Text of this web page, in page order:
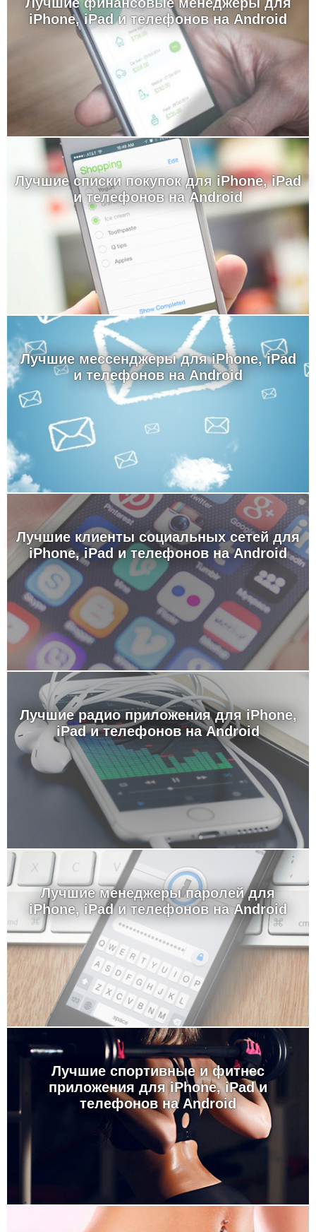
iPhone, iPad и телефонов на Android
Лучшие cписки покупок для iPhone, iPad
и телефонов на Android
Лучшие мессенджеры для iPhone, iPad
и телефонов на Android
Лучшие клиенты социальных сетей для
iPhone, iPad и телефонов на Android
Лучшие радио приложения для iPhone,
iPad и телефонов на Android
Лучшие менеджеры паролей для
iPhone, iPad и телефонов на Android
Лучшие спортивные и фитнес
приложения для iPhone, iPad и
телефонов на Android